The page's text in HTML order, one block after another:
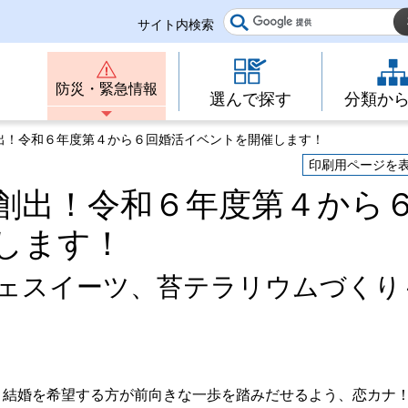
サイト内検索
防災・緊急情報
選んで探す 分類か
令和６年度第４から６回婚活イベントを開催します！
印刷用ページを
出！令和６年度第４から
ます！
スイーツ、苔テラリウムづくり
婚を希望する方が前向きな一歩を踏みだせるよう、恋カナ